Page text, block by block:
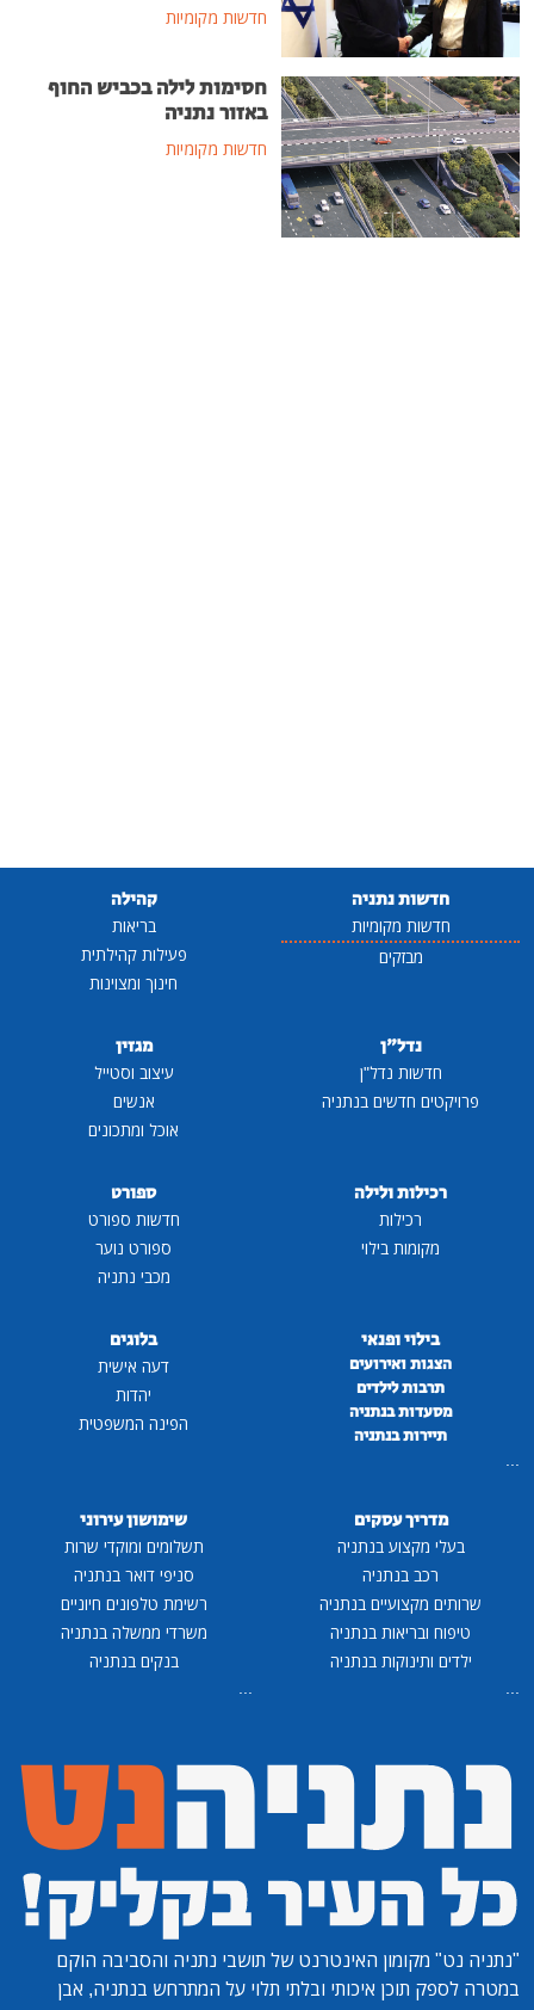
חדשות מקומיות
חסימות לילה בכביש החוף
באזור נתניה
חדשות מקומיות
חדשות נתניה
חדשות מקומיות
מבזקים
קהילה
בריאות
פעילות קהילתית
חינוך ומצוינות
נדל"ן
חדשות נדל"ן
פרויקטים חדשים בנתניה
מגזין
עיצוב וסטייל
אנשים
אוכל ומתכונים
רכילות ולילה
רכילות
מקומות בילוי
ספורט
חדשות ספורט
ספורט נוער
מכבי נתניה
בילוי ופנאי
הצגות ואירועים
תרבות לילדים
מסעדות בנתניה
תיירות בנתניה
...
בלוגים
דעה אישית
יהדות
הפינה המשפטית
מדריך עסקים
בעלי מקצוע בנתניה
רכב בנתניה
שרותים מקצועיים בנתניה
טיפוח ובריאות בנתניה
ילדים ותינוקות בנתניה
...
שימושון עירוני
תשלומים ומוקדי שרות
סניפי דואר בנתניה
רשימת טלפונים חיוניים
משרדי ממשלה בנתניה
בנקים בנתניה
...
"נתניה נט" מקומון האינטרנט של תושבי נתניה והסביבה הוקם
במטרה לספק תוכן איכותי ובלתי תלוי על המתרחש בנתניה, אבן